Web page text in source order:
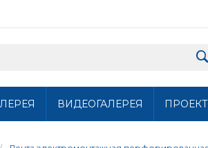
ВИДЕОГАЛЕРЕЯ